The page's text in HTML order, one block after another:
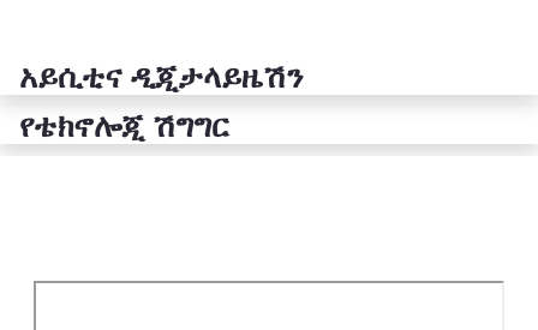
አይሲቲና ዲጂታላይዜሽን
የቴክኖሎጂ ሽግግር